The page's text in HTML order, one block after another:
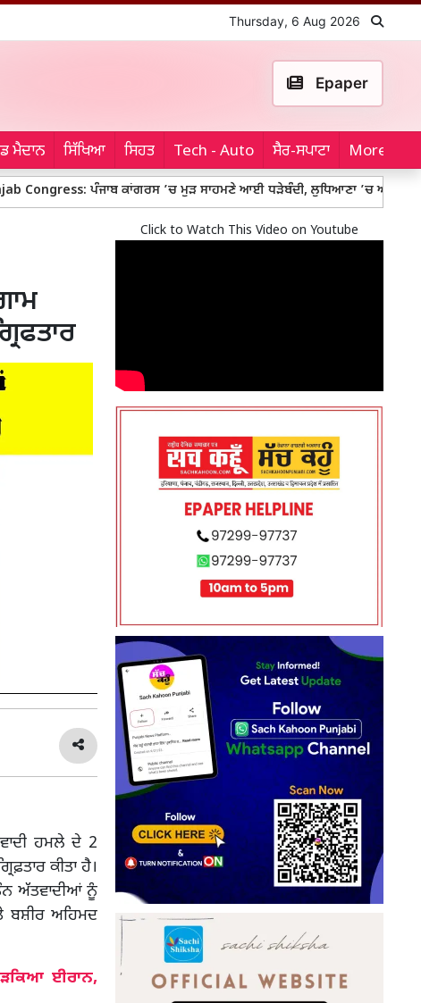
Thursday, 6 Aug 2026
Epaper
ਮੈਦਾਨ ਸਿੱਖਿਆ ਸਿਹਤ Tech - Auto ਸੈਰ-ਸਪਾਟਾ More...
ਪੰਜਾਬ ਕਾਂਗਰਸ ’ਚ ਮੁੜ ਸਾਹਮਣੇ ਆਈ ਧੜੇਬੰਦੀ, ਲੁਧਿਆਣਾ ’ਚ ਆਸ਼ੂ ਤੇ ਬੈਂਸ
ਹਮਲੇ ਦੇ 2
ਕੀਤਾ ਹੈ।
ਅੱਤਵਾਦੀਆਂ ਨੂੰ
ਬਸ਼ੀਰ ਅਹਿਮਦ
ਈਰਾਨ,
Click to Watch This Video on Youtube